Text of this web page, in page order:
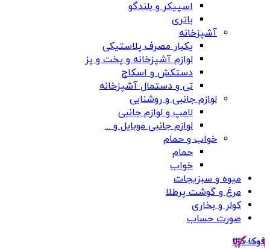
اسپیکر و بلندگو
باتری
آشپزخانه
یکبار مصرف پلاستیکی
لوازم آشپزخانه و پخت و پز
دستکش و اسکاج
تی و دستمال آشپزخانه
لوازم جانبی و روشنایی
لامپ و لوازم جانبی
لوازم جانبی موبایل و ...
خواب و حمام
حمام
خواب
میوه و سبزیجات
مرغ و گوشت پرطلا
کولر و بخاری
صورت حساب
فوکا کالا